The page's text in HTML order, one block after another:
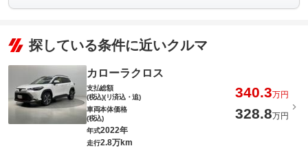
探している条件に近いクルマ
カローラクロス
支払総額
(税込)(リ済込・追)
340.3万円
車両本体価格
(税込)
328.8万円
年式2022年
走行2.8万km